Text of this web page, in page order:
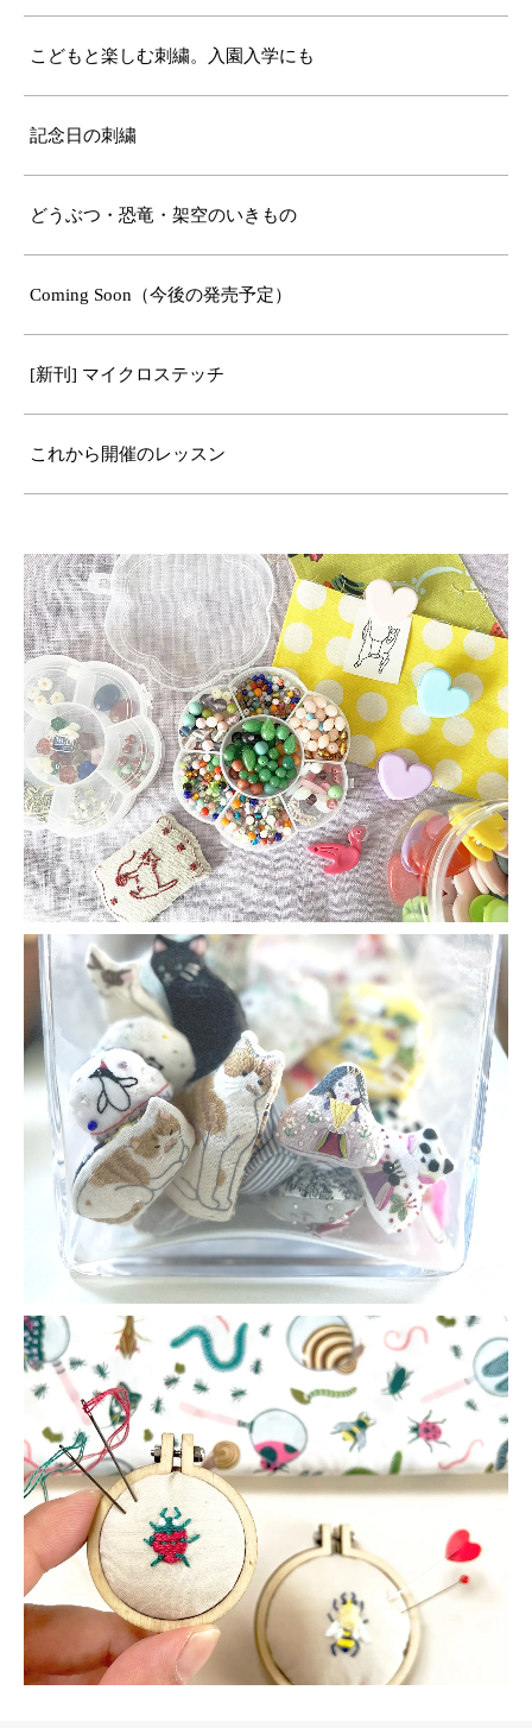
こどもと楽しむ刺繍。入園入学にも
記念日の刺繍
どうぶつ・恐竜・架空のいきもの
Coming Soon（今後の発売予定）
[新刊] マイクロステッチ
これから開催のレッスン